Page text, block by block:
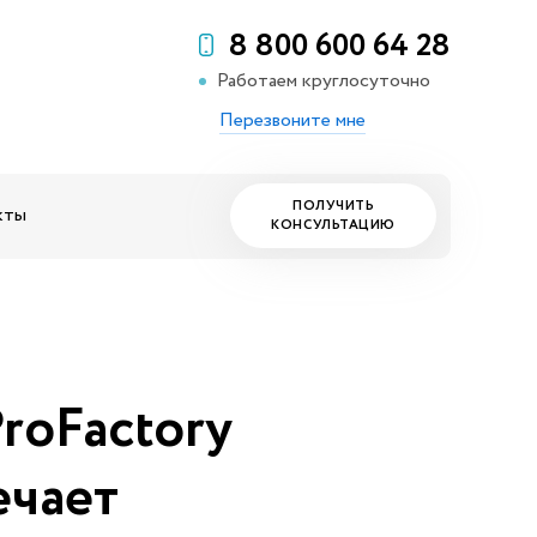
8 800 600 64 28
Работаем круглосуточно
Перезвоните мне
ПОЛУЧИТЬ
КОНСУЛЬТАЦИЮ